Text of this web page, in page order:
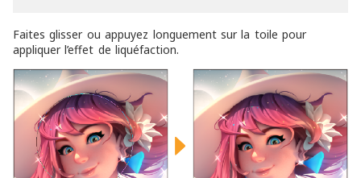
Faites glisser ou appuyez longuement sur la toile pour
appliquer l’effet de liquéfaction.